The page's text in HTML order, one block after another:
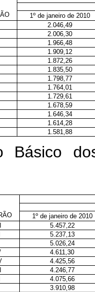
1º de janeiro de 2010
2.046,49
2.006,30
1.966,48
1.909,12
1.872,26
1.835,50
1.798,77
1.764,01
1.729,61
1.678,59
1.646,34
1.614,28
1.581,88
Básico
1º de janeiro de 2010
5.457,22
5.237,13
5.026,24
4.611,30
4.425,56
4.246,77
4.075,66
3.910,98